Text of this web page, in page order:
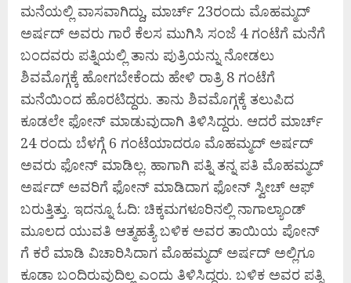
ಮನೆಯಲ್ಲಿ ವಾಸವಾಗಿದ್ದು, ಮಾರ್ಚ್ 23ರಂದು ಮೊಹಮ್ಮದ್
ಅರ್ಷದ್ ಅವರು ಗಾರೆ ಕೆಲಸ ಮುಗಿಸಿ ಸಂಜೆ 4 ಗಂಟೆಗೆ ಮನೆಗೆ
ಬಂದವರು ಪತ್ನಿಯಲ್ಲಿ ತಾನು ಪುತ್ರಿಯನ್ನು ನೋಡಲು
ಶಿವಮೊಗ್ಗಕ್ಕೆ ಹೋಗಬೇಕೆಂದು ಹೇಳಿ ರಾತ್ರಿ 8 ಗಂಟೆಗೆ
ಮನೆಯಿಂದ ಹೊರಟಿದ್ದರು. ತಾನು ಶಿವಮೊಗ್ಗಕ್ಕೆ ತಲುಪಿದ
ಕೂಡಲೇ ಫೋನ್ ಮಾಡುವುದಾಗಿ ತಿಳಿಸಿದ್ದರು. ಆದರೆ ಮಾರ್ಚ್
24 ರಂದು ಬೆಳಗ್ಗೆ 6 ಗಂಟೆಯಾದರೂ ಮೊಹಮ್ಮದ್ ಅರ್ಷದ್
ಅವರು ಫೋನ್ ಮಾಡಿಲ್ಲ. ಹಾಗಾಗಿ ಪತ್ನಿ ತನ್ನ ಪತಿ ಮೊಹಮ್ಮದ್
ಅರ್ಷದ್ ಅವರಿಗೆ ಫೋನ್ ಮಾಡಿದಾಗ ಫೋನ್ ಸ್ವೀಚ್ ಆಫ್
ಬರುತ್ತಿತ್ತು. ಇದನ್ನೂ ಓದಿ: ಚಿಕ್ಕಮಗಳೂರಿನಲ್ಲಿ ನಾಗಾಲ್ಯಾಂಡ್
ಮೂಲದ ಯುವತಿ ಆತ್ಮಹತ್ಯೆ ಬಳಿಕ ಅವರ ತಾಯಿಯ ಪೋನ್
ಗೆ ಕರೆ ಮಾಡಿ ವಿಚಾರಿಸಿದಾಗ ಮೊಹಮ್ಮದ್ ಅರ್ಷದ್ ಅಲ್ಲಿಗೂ
ಕೂಡಾ ಬಂದಿರುವುದಿಲ್ಲ ಎಂದು ತಿಳಿಸಿದ್ದರು. ಬಳಿಕ ಅವರ ಪತ್ನಿ